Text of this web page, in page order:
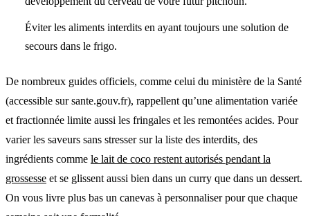
Éviter les aliments interdits en ayant toujours une solution de
secours dans le frigo.
De nombreux guides officiels, comme celui du ministère de la Santé
(accessible sur sante.gouv.fr), rappellent qu’une alimentation variée
et fractionnée limite aussi les fringales et les remontées acides. Pour
varier les saveurs sans stresser sur la liste des interdits, des
ingrédients comme le lait de coco restent autorisés pendant la
grossesse et se glissent aussi bien dans un curry que dans un dessert.
On vous livre plus bas un canevas à personnaliser pour que chaque